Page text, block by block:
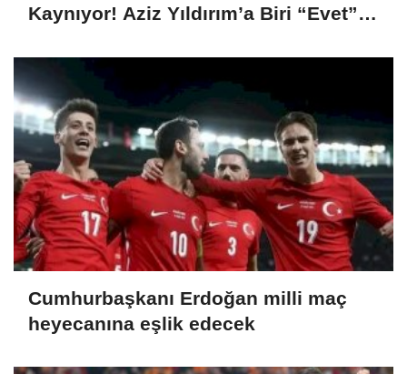
Kaynıyor! Aziz Yıldırım’a Biri “Evet”
Cumhurbaşkanı Erdoğan milli maç
heyecanına eşlik edecek